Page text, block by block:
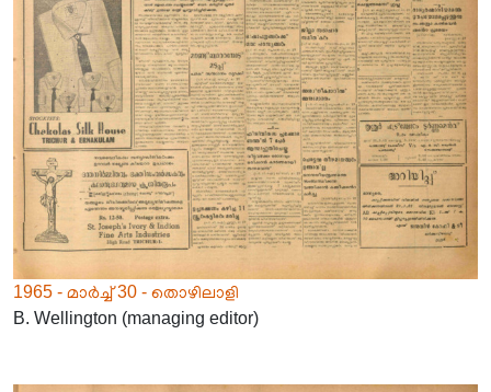
1965 - മാർച്ച് 30 - തൊഴിലാളി
B. Wellington (managing editor)